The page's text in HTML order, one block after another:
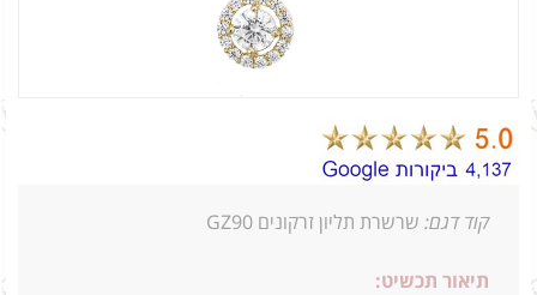
קוד דגם: שרשרת תליון זרקונים GZ90
תיאור תכשיט: